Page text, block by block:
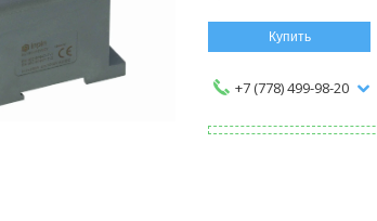
Купить
+7 (778) 499-98-20